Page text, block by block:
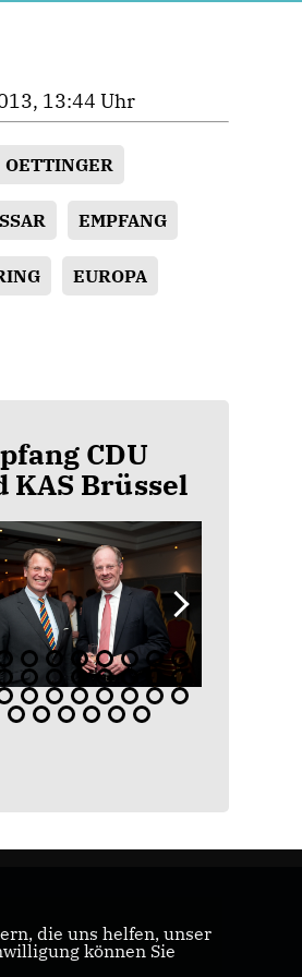
13:44 Uhr
OETTINGER
EMPFANG
EUROPA
CDU
KAS Brüssel
die uns helfen, unser
können Sie